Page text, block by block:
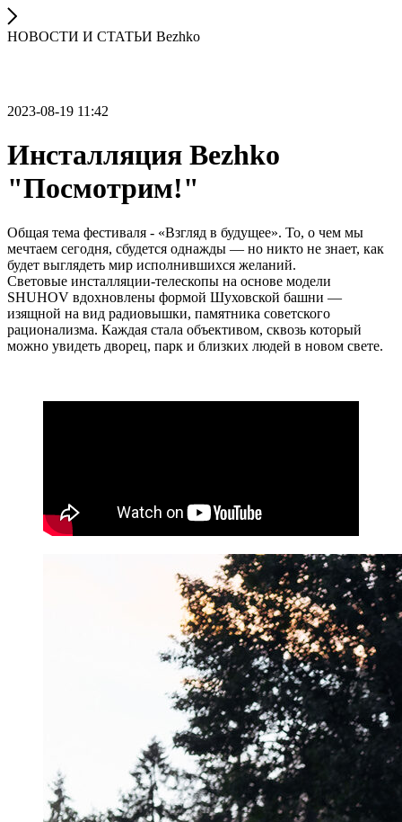
НОВОСТИ И СТАТЬИ Bezhko
2023-08-19 11:42
Инсталляция Bezhko
"Посмотрим!"
Общая тема фестиваля - «Взгляд в будущее». То, о чем мы
мечтаем сегодня, сбудется однажды — но никто не знает, как
будет выглядеть мир исполнившихся желаний.
Световые инсталляции-телескопы на основе модели
SHUHOV вдохновлены формой Шуховской башни —
изящной на вид радиовышки, памятника советского
рационализма. Каждая стала объективом, сквозь который
можно увидеть дворец, парк и близких людей в новом свете.